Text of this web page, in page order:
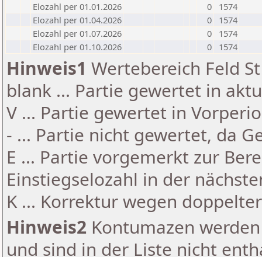
Elozahl per 01.01.2026
0
1574
Elozahl per 01.04.2026
0
1574
Elozahl per 01.07.2026
0
1574
Elozahl per 01.10.2026
0 1574
Hinweis1 Wertebereich Feld
blank ... Partie gewertet in
V ... Partie gewertet in
- ... Partie nicht gewertet, da
E ... Partie vorgemerkt zur
Einstiegselozahl in der
K ... Korrektur wegen
Hinweis2 Kontumazen
und sind in der Liste nicht